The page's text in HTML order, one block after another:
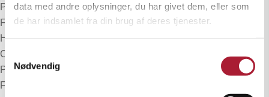
data med andre oplysninger, du har givet dem, eller som
de har indsamlet fra din brug af deres tjenester.
Samtykkevalg
Nødvendig
Prismatch
Fragt og levering
Handelsbetingelser
Cookiepolitik
Privatslivspolitik
FAQ